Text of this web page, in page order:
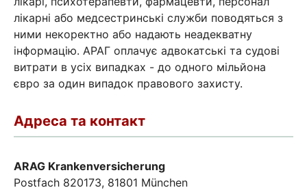
лікарні або медсестринські служби поводяться з
ними некоректно або надають неадекватну
інформацію. АРАГ оплачує адвокатські та судові
витрати в усіх випадках - до одного мільйона
євро за один випадок правового захисту.
Адреса та контакт
ARAG Krankenversicherung
Postfach 820173, 81801 München